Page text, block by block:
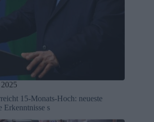
15-Monats-Hoch: neueste
Erkenntnisse s